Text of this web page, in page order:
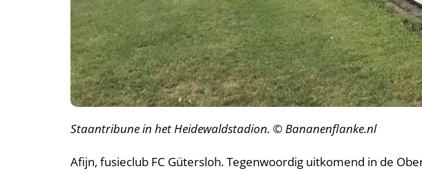
Staantribune in het Heidewaldstadion. © Bananenflanke.nl
Afijn, fusieclub FC Gütersloh. Tegenwoordig uitkomend in de